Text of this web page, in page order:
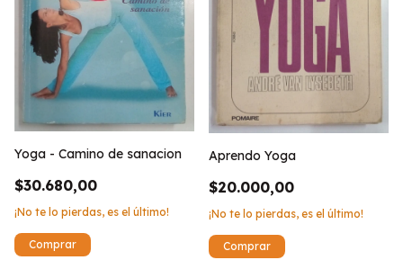
Yoga - Camino de sanacion
$30.680,00
¡No te lo pierdas, es el último!
Aprendo Yoga
$20.000,00
¡No te lo pierdas, es el último!